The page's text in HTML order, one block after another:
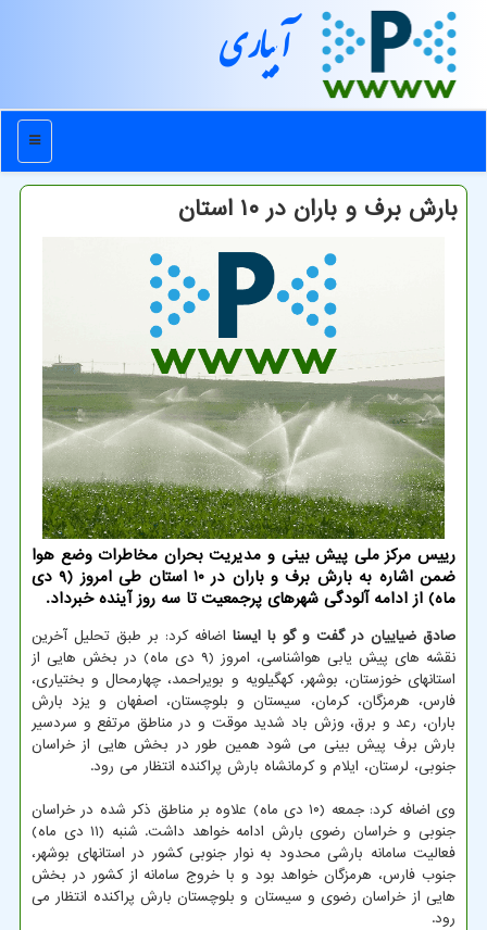
آبیاری
منو
بارش برف و باران در ۱۰ استان
رییس مرکز ملی پیش بینی و مدیریت بحران مخاطرات وضع هوا
ضمن اشاره به بارش برف و باران در 10 استان طی امروز (9 دی
ماه) از ادامه آلودگی شهرهای پرجمعیت تا سه روز آینده خبرداد.
صادق ضیاییان در گفت و گو با ایسنا اضافه کرد: بر طبق تحلیل آخرین
نقشه های پیش یابی هواشناسی، امروز (۹ دی ماه) در بخش هایی از
استانهای خوزستان، بوشهر، کهگیلویه و بویراحمد، چهارمحال و بختیاری،
فارس، هرمزگان، کرمان، سیستان و بلوچستان، اصفهان و یزد بارش
باران، رعد و برق، وزش باد شدید موقت و در مناطق مرتفع و سردسیر
بارش برف پیش بینی می شود همین طور در بخش هایی از خراسان
جنوبی، لرستان، ایلام و کرمانشاه بارش پراکنده انتظار می رود.
وی اضافه کرد: جمعه (۱۰ دی ماه) علاوه بر مناطق ذکر شده در خراسان
جنوبی و خراسان رضوی بارش ادامه خواهد داشت. شنبه (۱۱ دی ماه)
فعالیت سامانه بارشی محدود به نوار جنوبی کشور در استانهای بوشهر،
جنوب فارس، هرمزگان خواهد بود و با خروج سامانه از کشور در بخش
هایی از خراسان رضوی و سیستان و بلوچستان بارش پراکنده انتظار می
رود.